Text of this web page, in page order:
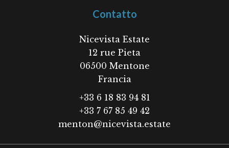
Contatto
Nicevista Estate
12 rue Pieta
06500 Mentone
Francia
+33 6 18 83 94 81
+33 7 67 85 49 42
menton@nicevista.estate